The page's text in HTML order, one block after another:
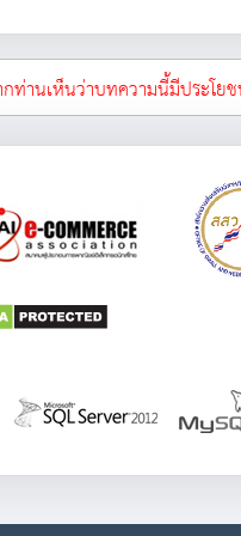
ท่านเห็นว่าบทความนี้มีประโ